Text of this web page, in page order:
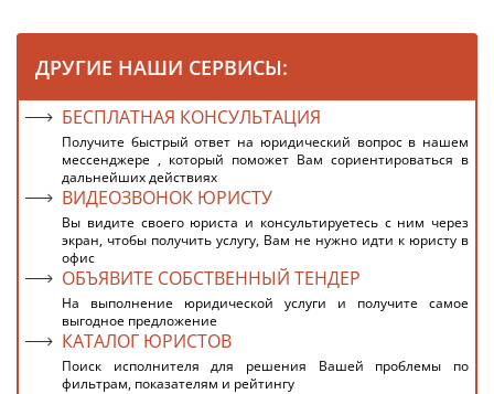
ДРУГИЕ НАШИ СЕРВИСЫ:
БЕСПЛАТНАЯ КОНСУЛЬТАЦИЯ
Получите быстрый ответ на юридический вопрос в нашем
мессенджере , который поможет Вам сориентироваться в
дальнейших действиях
ВИДЕОЗВОНОК ЮРИСТУ
Вы видите своего юриста и консультируетесь с ним через
экран, чтобы получить услугу, Вам не нужно идти к юристу в
офис
ОБЪЯВИТЕ СОБСТВЕННЫЙ ТЕНДЕР
На выполнение юридической услуги и получите самое
выгодное предложение
КАТАЛОГ ЮРИСТОВ
Поиск исполнителя для решения Вашей проблемы по
фильтрам, показателям и рейтингу